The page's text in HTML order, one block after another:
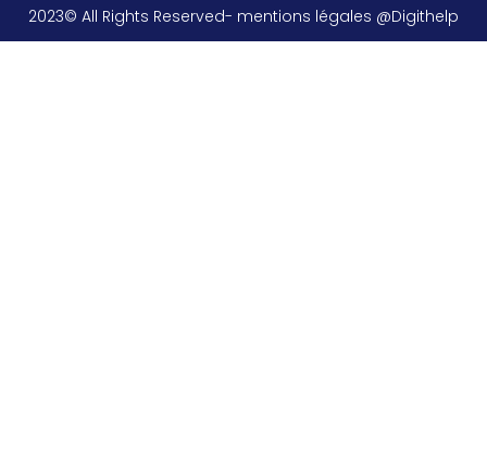
2023© All Rights Reserved- mentions légales @Digithelp